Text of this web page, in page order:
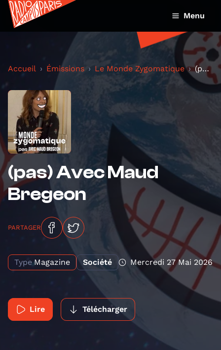
Menu
Accueil Émissions Le Monde Zygomatique (pas) Avec Maud Bregeon
(pas) Avec Maud
Bregeon
PARTAGER
Type Magazine Société Mercredi 27 Mai 2026
Lire Télécharger